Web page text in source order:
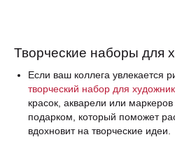
Творческие наборы для
Если ваш коллега увлекается
творческий набор для
красок, акварели или
подарком, который поможет
вдохновит на творческие идеи.